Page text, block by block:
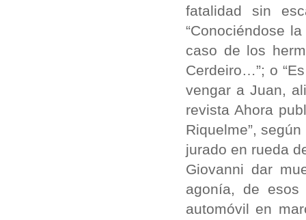
fatalidad sin
“Conociéndose
caso de los
Cerdeiro…”; o
vengar a Juan,
revista Ahora
Riquelme”,
jurado en rueda
Giovanni dar
agonía, de
automóvil en